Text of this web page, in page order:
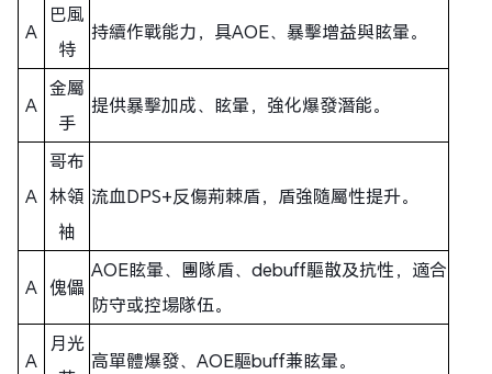
A
巴風
特
持續作戰能力，具AOE、暴擊增益與眩暈。
A
金屬
手
提供暴擊加成、眩暈，強化爆發潛能。
A
哥布
林領
袖
流血DPS+反傷荊棘盾，盾強隨屬性提升。
A 傀儡
AOE眩暈、團隊盾、debuff驅散及抗性，適合
防守或控場隊伍。
A
月光
高單體爆發、AOE驅buff兼眩暈。